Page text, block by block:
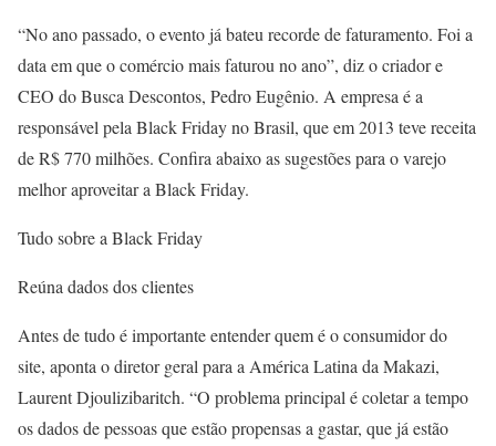
“No ano passado, o evento já bateu recorde de faturamento. Foi a
data em que o comércio mais faturou no ano”, diz o criador e
CEO do Busca Descontos, Pedro Eugênio. A empresa é a
responsável pela Black Friday no Brasil, que em 2013 teve receita
de R$ 770 milhões. Confira abaixo as sugestões para o varejo
melhor aproveitar a Black Friday.
Tudo sobre a Black Friday
Reúna dados dos clientes
Antes de tudo é importante entender quem é o consumidor do
site, aponta o diretor geral para a América Latina da Makazi,
Laurent Djoulizibaritch. “O problema principal é coletar a tempo
os dados de pessoas que estão propensas a gastar, que já estão